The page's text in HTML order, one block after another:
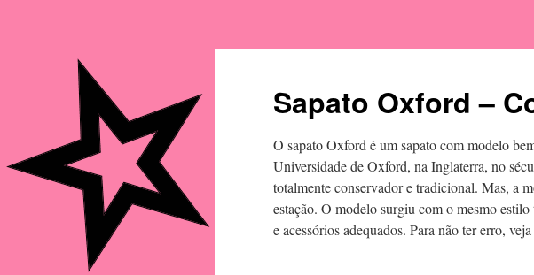
Sapato Oxford –
O sapato Oxford é um sapato com modelo
Universidade de Oxford, na Inglaterra, no
totalmente conservador e tradicional. Mas, a
estação. O modelo surgiu com o mesmo
e acessórios adequados. Para não ter erro,